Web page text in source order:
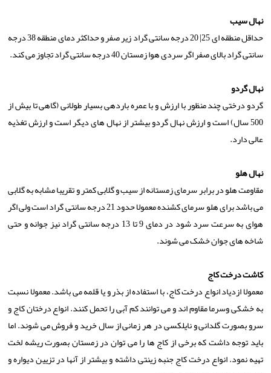
نهال سیب
حداقل منطقه ای 25| 20 درجه سانتی گراد زیر صفر و حداکثر دمای منطقه 38 درجه
سانتی گراد بالای صفر اگر سردی هوا زمستان 40 درجه سانتی گراد تجاوز می کند.
نهال گردو
گردو درختی چند منظور با ارزش و با عمره باردهی بسیار طولانی (گاهی تا بیش از
500 سال) است و ارزش نهال گردو بیشتر از نهال های دیگر است و ارزش تغذیه
عالی دارد.
نهال هلو
مقاومت هلو در برابر سرمای زمستانه از سیب و گلابی کمتر و تقریبا مشابه به گلابی
می باشد برای هلو سرمای کشنده معمولا حدود 21 درجه سانتی گراد است ولی اگر
هوای به سرعت سرد شود در دمای 9 تا 13 درجه سانتی گراد نیز جوانه و حتی
شاخه های جوان خشک می شوند.
کاشت درخت کاج
معمولا ازدیاد انواع درخت کاج، با استفاده از بذر و یا قلمه می باشد. معمولا نسبت
به خشکی و‌سرما مقاوم اند و می توانند کم آبی را تحمل کنند. انواع درختان کاج و
سرو بصورت گلدانی و نایلکسی در هر زمانی از سال خرید و فروش می شوند. اما
باید توجه داشت که برخی از کاج ها را می توان در زمستان بصورت ریشه لخت
تهیه نمود. انواع درخت کاج جنبه زینتی داشته و بیشتر از آنها در تزیین دیواره و